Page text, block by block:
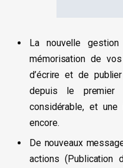
La nouvelle
mémorisation de
d’écrire et de
depuis le premier
considérable, et
encore.
De nouveaux
actions (Publication